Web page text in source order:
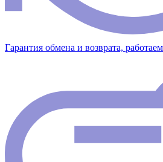
Гарантия обмена и возврата,